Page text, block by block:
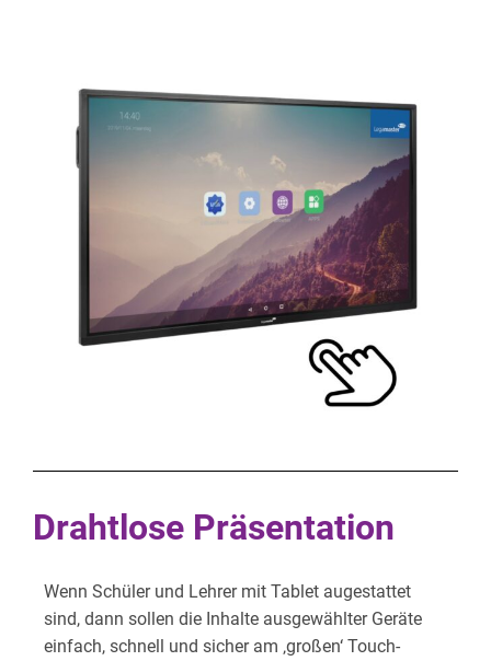
Drahtlose Präsentation
Wenn Schüler und Lehrer mit Tablet augestattet
sind, dann sollen die Inhalte ausgewählter Geräte
einfach, schnell und sicher am ‚großen‘ Touch-